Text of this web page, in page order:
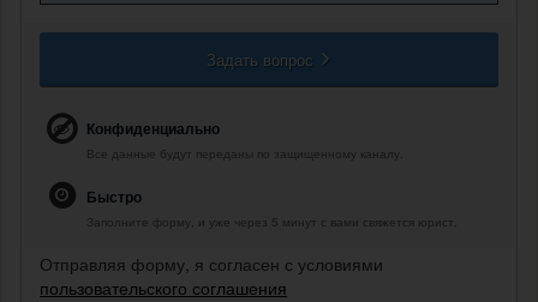
Задать вопрос
Конфиденциально
Все данные будут переданы по защищенному каналу.
Быстро
Заполните форму, и уже через 5 минут с вами свяжется юрист.
Отправляя форму, я согласен с условиями
пользовательского соглашения